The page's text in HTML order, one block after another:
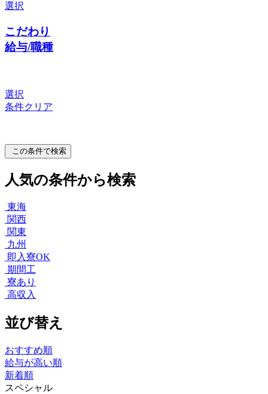
選択
こだわり
給与/職種
選択
条件クリア
この条件で検索
人気の条件から検索
東海
関西
関東
九州
即入寮OK
期間工
寮あり
高収入
並び替え
おすすめ順
給与が高い順
新着順
スペシャル